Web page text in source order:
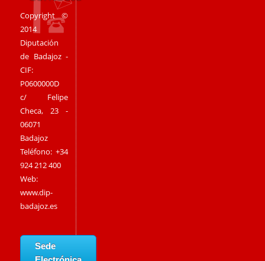
Copyright ©
2014
Diputación
de Badajoz -
CIF:
P0600000D
c/ Felipe
Checa, 23 -
06071
Badajoz
Teléfono: +34
924 212 400
Web:
www.dip-
badajoz.es
Sede